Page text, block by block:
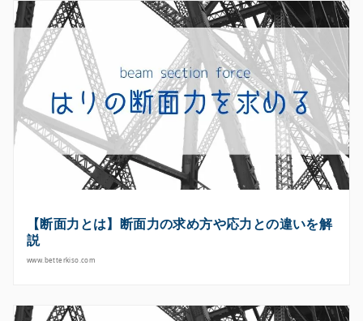
【断面力とは】断面力の求め方や応力との違いを解
説
www.betterkiso.com